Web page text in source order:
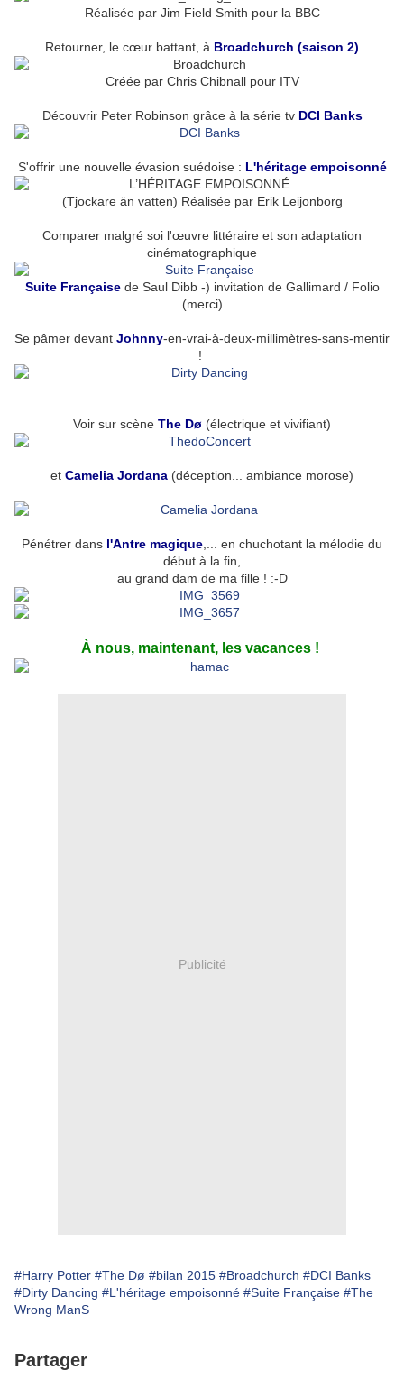
Réalisée par Jim Field Smith pour la BBC
Retourner, le cœur battant, à Broadchurch (saison 2)
Créée par Chris Chibnall pour ITV
Découvrir Peter Robinson grâce à la série tv DCI Banks
S'offrir une nouvelle évasion suédoise : L'héritage empoisonné
(Tjockare än vatten) Réalisée par Erik Leijonborg
Comparer malgré soi l'œuvre littéraire et son adaptation
cinématographique
Suite Françaisede Saul Dibb -) invitation de Gallimard / Folio
(merci)
Se pâmer devant Johnny-en-vrai-à-deux-millimètres-sans-mentir
!
Voir sur scène The Dø (électrique et vivifiant)
et Camelia Jordana (déception... ambiance morose)
Pénétrer dans l'Antre magique ,... en chuchotant la mélodie du
début à la fin,
au grand dam de ma fille ! :-D
À nous, maintenant, les vacances !
Publicité
#Harry Potter #The Dø #bilan 2015 #Broadchurch #DCI Banks
#Dirty Dancing #L'héritage empoisonné #Suite Française #The
Wrong ManS
Partager